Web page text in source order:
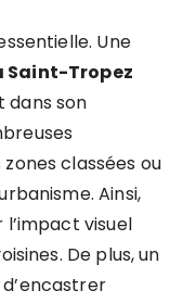
Une
Saint-Tropez
dans son
classées ou
Ainsi,
visuel
De plus, un